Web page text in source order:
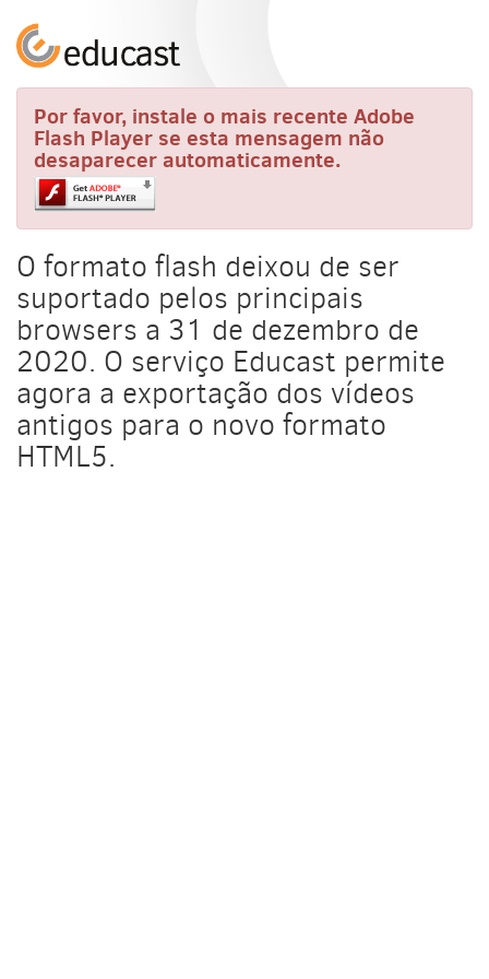
Por favor, instale o mais recente Adobe
Flash Player se esta mensagem não
desaparecer automaticamente.
O formato flash deixou de ser
suportado pelos principais
browsers a 31 de dezembro de
2020. O serviço Educast permite
agora a exportação dos vídeos
antigos para o novo formato
HTML5.